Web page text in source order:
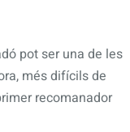
pot ser una de les
més difícils de
recomanador